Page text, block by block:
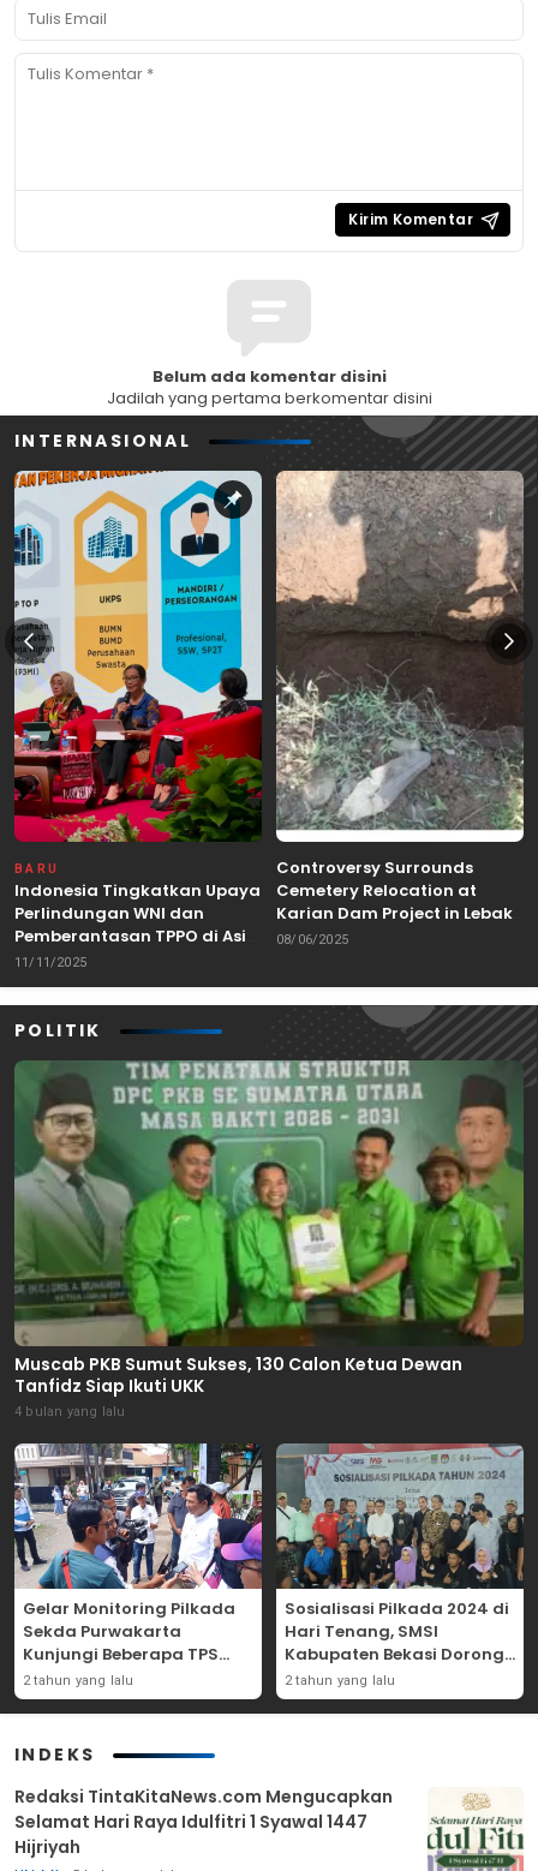
Belum ada komentar disini
Jadilah yang pertama berkomentar disini
INTERNASIONAL
BARU
Indonesia Tingkatkan Upaya
Perlindungan WNI dan
Pemberantasan TPPO di Asia
Tenggara
11/11/2025
Controversy Surrounds
Cemetery Relocation at
Karian Dam Project in Lebak,
Banten
08/06/2025
POLITIK
Muscab PKB Sumut Sukses, 130 Calon Ketua Dewan
Tanfidz Siap Ikuti UKK
4 bulan yang lalu
Gelar Monitoring Pilkada
Sekda Purwakarta
Kunjungi Beberapa TPS
Yang Ada Di Purwakarta
2 tahun yang lalu
Sosialisasi Pilkada 2024 di
Hari Tenang, SMSI
Kabupaten Bekasi Dorong
Angka Partisipasi
Masyarakat
2 tahun yang lalu
INDEKS
Redaksi TintaKitaNews.com Mengucapkan
Selamat Hari Raya Idulfitri 1 Syawal 1447
Hijriyah